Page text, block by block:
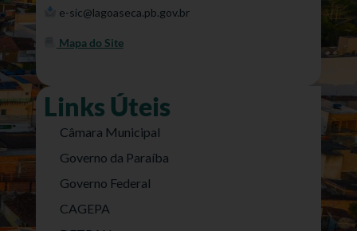
e-sic@lagoaseca.pb.gov.br
Mapa do Site
Links Úteis
Câmara Municipal
Governo da Paraíba
Governo Federal
CAGEPA